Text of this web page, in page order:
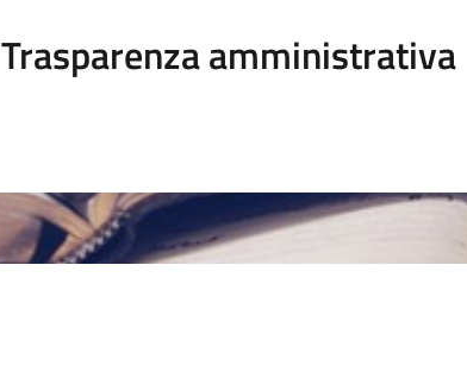
Trasparenza amministrativa